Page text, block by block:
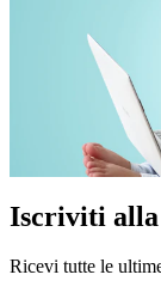
Iscriviti alla
Ricevi tutte le